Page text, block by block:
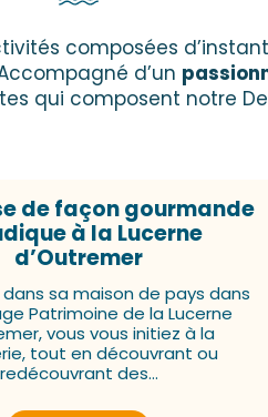
composées
d’un
qui composent notre
de façon gourmande
à la Lucerne
d’Outremer
dans sa maison de pays dans
Patrimoine de la Lucerne
vous vous initiez à la
tout en découvrant ou
redécouvrant des...